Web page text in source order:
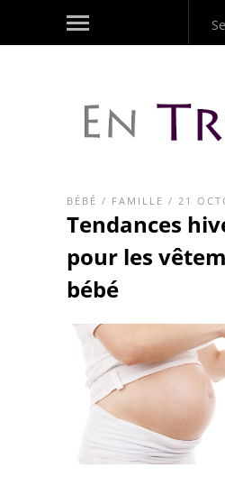
BÉBÉ / FAMILLE / 21
Tendances
pour les
bébé